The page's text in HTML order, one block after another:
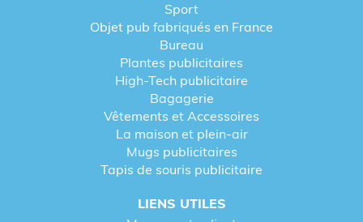
Sport
Objet pub fabriqués en France
Bureau
Plantes publicitaires
High-Tech publicitaire
Bagagerie
Vêtements et Accessoires
La maison et plein-air
Mugs publicitaires
Tapis de souris publicitaire
LIENS UTILES